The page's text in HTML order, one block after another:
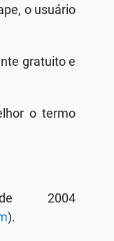
o usuário
gratuito e
o termo
2004
).